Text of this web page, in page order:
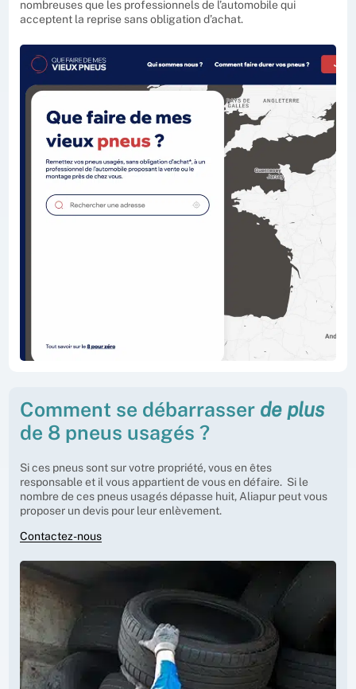
nombreuses que les professionnels de l’automobile qui
acceptent la reprise sans obligation d’achat.
Comment se débarrasser de plus
de 8 pneus usagés ?
Si ces pneus sont sur votre propriété, vous en êtes
responsable et il vous appartient de vous en défaire. Si le
nombre de ces pneus usagés dépasse huit, Aliapur peut vous
proposer un devis pour leur enlèvement.
Contactez-nous